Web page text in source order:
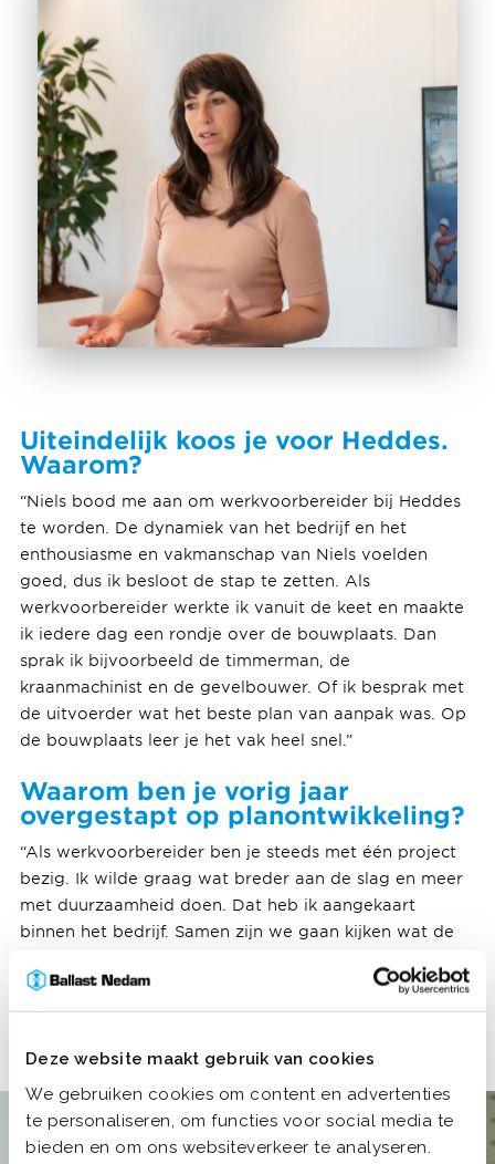
Deze website maakt gebruik van cookies
We gebruiken cookies om content en advertenties
te personaliseren, om functies voor social media te
bieden en om ons websiteverkeer te analyseren.
Uiteindelijk koos je voor Heddes.
Waarom?
“Niels bood me aan om werkvoorbereider bij Heddes
te worden. De dynamiek van het bedrijf en het
enthousiasme en vakmanschap van Niels voelden
goed, dus ik besloot de stap te zetten. Als
werkvoorbereider werkte ik vanuit de keet en maakte
ik iedere dag een rondje over de bouwplaats. Dan
sprak ik bijvoorbeeld de timmerman, de
kraanmachinist en de gevelbouwer. Of ik besprak met
de uitvoerder wat het beste plan van aanpak was. Op
de bouwplaats leer je het vak heel snel.”
Waarom ben je vorig jaar
overgestapt op planontwikkeling?
“Als werkvoorbereider ben je steeds met één project
bezig. Ik wilde graag wat breder aan de slag en meer
met duurzaamheid doen. Dat heb ik aangekaart
binnen het bedrijf. Samen zijn we gaan kijken wat de
begonnen als planontwikkelaar bij Ballast Nedam
West. En tot nu toe bevalt me dat heel goed.”